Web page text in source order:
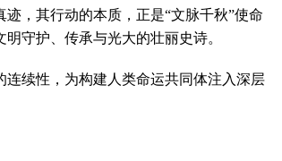
，其行动的本质，正是“文脉千秋”使命
守护、传承与光大的壮丽史诗。
续性，为构建人类命运共同体注入深层